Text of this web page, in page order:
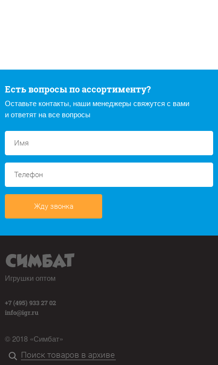
Есть вопросы по ассортименту?
Оставьте контакты, наши менеджеры свяжутся с вами
и ответят на все вопросы
Жду звонка
Игрушки оптом
+7 (495) 933 27 02
info@igr.ru
© 2018 «Симбат»